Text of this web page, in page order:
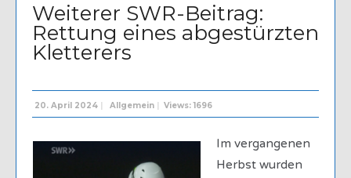
Weiterer SWR-Beitrag:
Rettung eines abgestürzten
Kletterers
20. April 2024 Allgemein Views: 1696
Im vergangenen
Herbst wurden